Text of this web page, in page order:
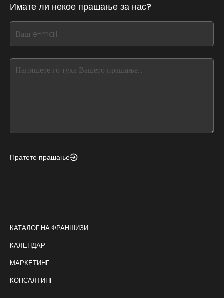
this
form
field
blank
Имате ли некое прашање за нас?
If
you
this,
Пратете прашање
КАТАЛОГ НА ФРАНШИЗИ
КАЛЕНДАР
МАРКЕТИНГ
КОНСАЛТИНГ